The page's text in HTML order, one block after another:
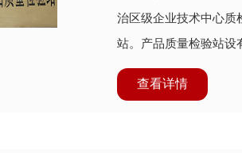
治区级企业技术中心质
站。产品质量检验站设
原子吸
查看详情